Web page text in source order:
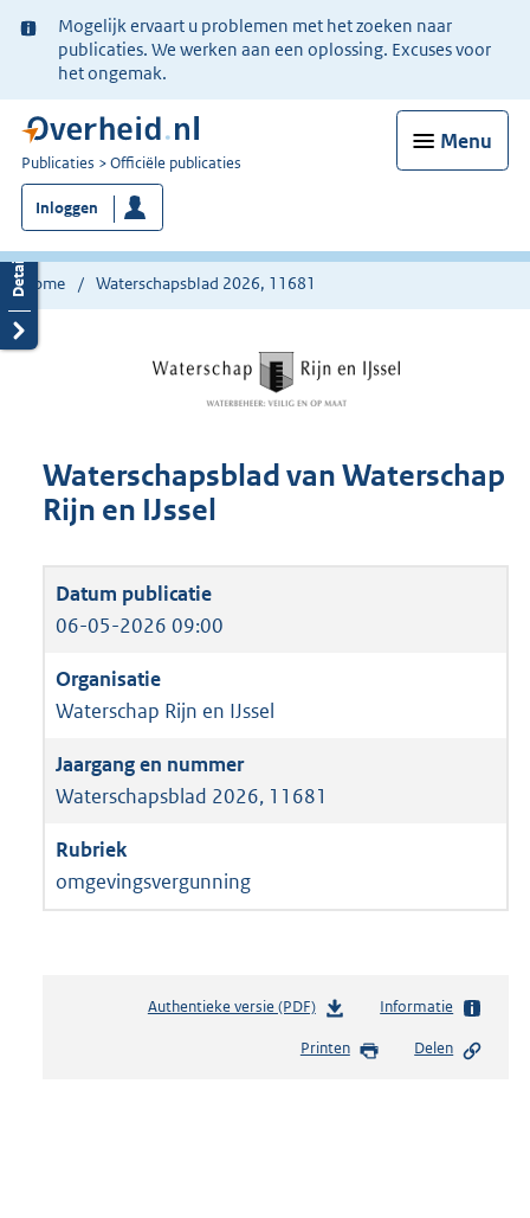
Ter
informatie:
Mogelijk ervaart u problemen met het zoeken naar
publicaties. We werken aan een oplossing. Excuses voor
het ongemak.
Menu
U
bent
nu
hier:
Publicaties Officiële publicaties
Inloggen
Home Waterschapsblad 2026, 11681
Waterschapsblad van Waterschap
Rijn en IJssel
06-05-2026 09:00
Waterschap Rijn en IJssel
Waterschapsblad 2026, 11681
omgevingsvergunning
Authentieke versie (PDF)b
s
Informatie
Printen Delen